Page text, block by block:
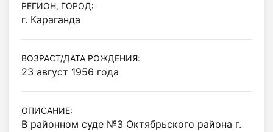
РЕГИОН, ГОРОД:
г. Караганда
ВОЗРАСТ/ДАТА РОЖДЕНИЯ:
23 август 1956 года
ОПИСАНИЕ:
В районном суде №3 Октябрьского района г.